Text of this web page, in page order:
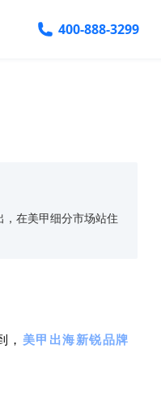
400-888-3299
在美甲细分市场站住
， 美甲出海新锐品牌